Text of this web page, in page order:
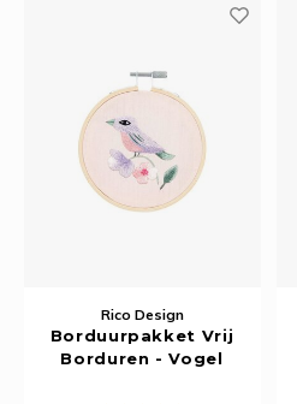
Rico Design
Borduurpakket Vrij
Borduren - Vogel